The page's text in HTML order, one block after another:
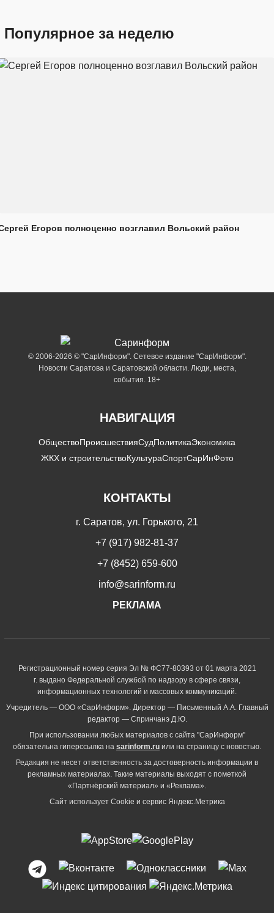
Популярное за неделю
Егоров полноценно возглавил Вольский район
© 2006-2026 © "СарИнформ". Сетевое издание "СарИнформ".
Новости Саратова и Саратовской области. Люди, места,
события. 18+
НАВИГАЦИЯ
ОбществоПроисшествияСудПолитикаЭкономика
ЖКХ и строительствоКультураСпортСарИнФото
КОНТАКТЫ
г. Саратов, ул. Горького, 21
+7 (917) 982-81-37
+7 (8452) 659-600
info@sarinform.ru
РЕКЛАМА
Регистрационный номер серия Эл № ФС77-80393 от 01 марта 2021
г. выдано Федеральной службой по надзору в сфере связи,
информационных технологий и массовых коммуникаций.
Учредитель — ООО «СарИнформ». Директор — Письменный А.А. Главный
редактор — Спринчанэ Д.Ю.
При использовании любых материалов с сайта "СарИнформ"
обязательна гиперссылка на sarinform.ru или на страницу с новостью.
Редакция не несет ответственность за достоверность информации в
рекламных материалах. Такие материалы выходят с пометкой
«Партнёрский материал» и «Реклама».
Сайт использует Cookie и сервиc Яндекс.Метрика